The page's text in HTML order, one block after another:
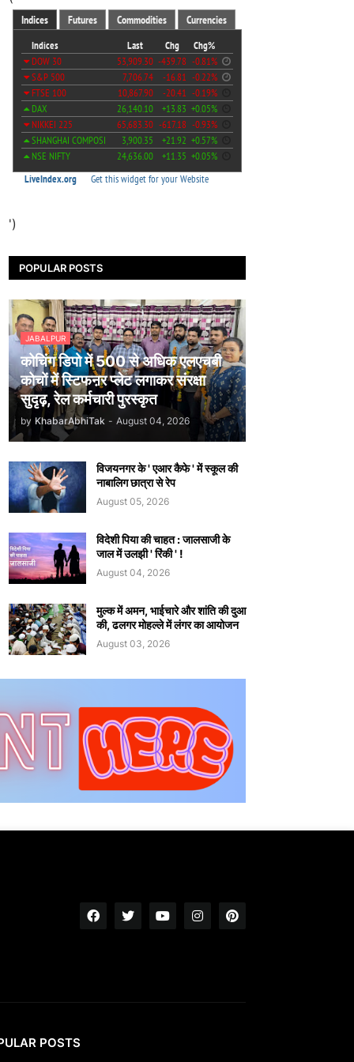
')
POPULAR POSTS
JABALPUR
कोचिंग डिपो में 500 से अधिक एलएचबी
कोचों में स्टिफऩर प्लेट लगाकर संरक्षा
सुदृढ़, रेल कर्मचारी पुरस्कृत
by KhabarAbhiTak - August 04, 2026
विजयनगर के ' एआर कैफे ' में स्कूल की
नाबालिग छात्रा से रेप
August 05, 2026
विदेशी पिया की चाहत : जालसाजी के
जाल में उलझी ' रिंकी ' !
August 04, 2026
मुल्क में अमन, भाईचारे और शांति की दुआ
की, ढलगर मोहल्ले में लंगर का आयोजन
August 03, 2026
POSTS